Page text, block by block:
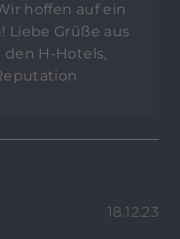
hoffen auf ein
Liebe Grüße aus
den H-Hotels,
18.12.23